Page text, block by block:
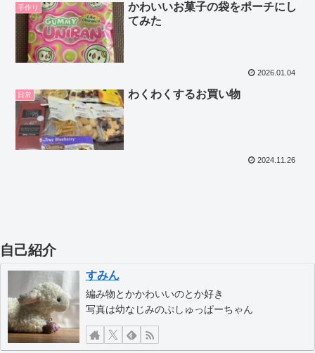
手作り
かわいいお菓子の袋をポーチにし
てみた
2026.01.04
日常 わくわくするお買い物
2024.11.26
自己紹介
すみん
編み物とかかわいいのとか好き
写真は幼なじみのぷしゅっぱーちゃん